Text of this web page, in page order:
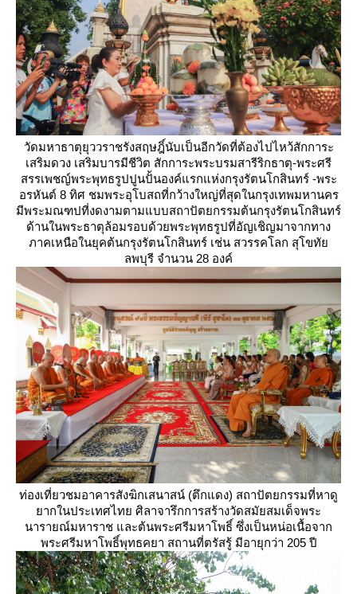
วัดมหาธาตุยุววราชรังสฤษฎิ์นับเป็นอีกวัดที่ต้องไปไหว้สักการะ
เสริมดวง เสริมบารมีชีวิต สักการะพระบรมสารีริกธาตุ-พระศรี
สรรเพชญ์พระพุทธรูปปูนปั้นองค์แรกแห่งกรุงรัตนโกสินทร์ -พระ
อรหันต์ 8 ทิศ ชมพระอุโบสถที่กว้างใหญ่ที่สุดในกรุงเทพมหานคร
มีพระมณฑปที่งดงามตามแบบสถาปัตยกรรมต้นกรุงรัตนโกสินทร์
ด้านในพระธาตุล้อมรอบด้วยพระพุทธรูปที่อัญเชิญมาจากทาง
ภาคเหนือในยุคต้นกรุงรัตนโกสินทร์ เช่น สวรรคโลก สุโขทั
ลพบุรี จำนวน 28 องค์
ท่องเที่ยวชมอาคารสังฆิกเสนาสน์ (ตึกแดง) สถาปัตยกรรมที่หาดู
ากในประเทศไทย ศิลาจารึกการสร้างวัดสมัยสมเด็จพระ
นารายณ์มหาราช และต้นพระศรีมหาโพธิ์ ซึ่งเป็นหน่อเนื้อจาก
พระศรีมหาโพธิ์พุทธคยา สถานที่ตรัสรู้ มีอายุกว่า 205 ปี